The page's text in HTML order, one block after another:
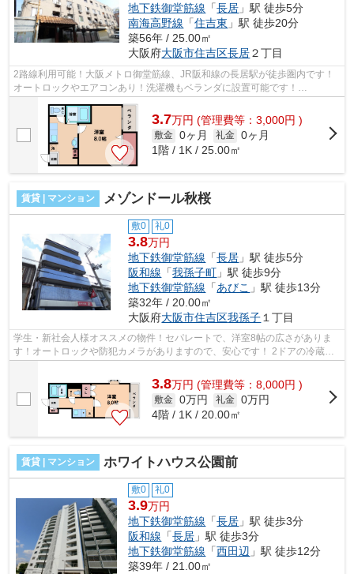
地下鉄御堂筋線 「長居 」駅 徒歩5分
南海高野線 「住吉東 」駅 徒歩20分
築56年 / 25.00㎡
大阪府大阪市住吉区長居２丁目
2路線利用可能！大阪メトロ御堂筋線、JR阪和線の長居駅が徒歩圏内です！
オートロックやエアコンあり！洗濯機もベランダに設置可能です！
■□■□■□■□■□■□■□■□■□■□■□■□■□■□■□■□■□■□■□■□...
3.7万円 (管理費等：3,000円 )
敷金 0ヶ月 礼金 0ヶ月
1階 / 1K / 25.00㎡
賃貸 | マンション メゾンドール秋桜
敷0 礼0
3.8万円
地下鉄御堂筋線 「長居 」駅 徒歩5分
阪和線 「我孫子町 」駅 徒歩9分
地下鉄御堂筋線 「あびこ 」駅 徒歩13分
築32年 / 20.00㎡
大阪府大阪市住吉区我孫子 １丁目
学生・新社会人様オススメの物件！セパレートで、洋室8帖の広さがありま
す！オートロックや防犯カメラがありますので、安心です！ 2ドアの冷蔵庫
3.8万円 (管理費等：8,000円 )
敷金 0万円 礼金 0万円
4階 / 1K / 20.00㎡
賃貸 | マンション ホワイトハウス公園前
敷0 礼0
3.9万円
地下鉄御堂筋線 「長居 」駅 徒歩3分
阪和線 「長居 」駅 徒歩3分
地下鉄御堂筋線 「西田辺 」駅 徒歩12分
築39年 / 21.00㎡